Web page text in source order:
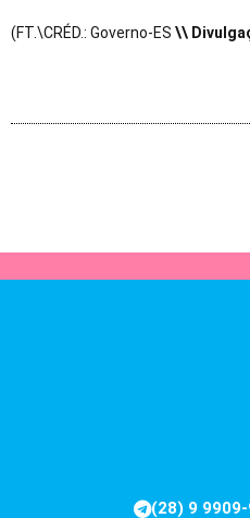
(FT.\CRÉD.: Governo-ES \\
(28) 9